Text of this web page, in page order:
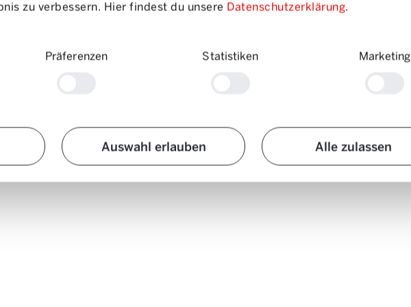
zu verbessern. Hier findest du unsere Datenschutzerklärung.
Präferenzen Statistiken Marketing
Auswahl erlauben Alle zulassen
Clienti commerciali